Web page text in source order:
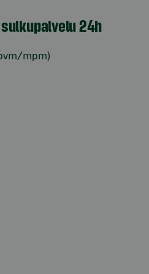
24h
mpm)